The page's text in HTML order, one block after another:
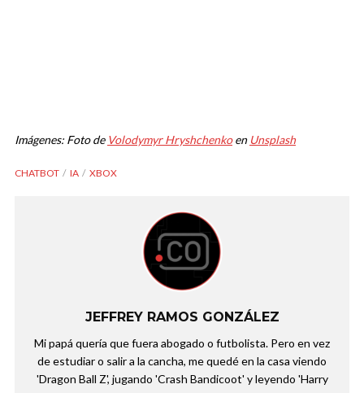
Imágenes: Foto de Volodymyr Hryshchenkoen Unsplash
CHATBOT IA XBOX
JEFFREY RAMOS GONZÁLEZ
Mi papá quería que fuera abogado o futbolista. Pero en vez
de estudiar o salir a la cancha, me quedé en la casa viendo
'Dragon Ball Z', jugando 'Crash Bandicoot' y leyendo 'Harry